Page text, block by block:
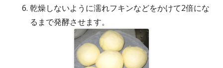
乾燥しないように濡れフキンなどをかけて2倍にな
るまで発酵させます。